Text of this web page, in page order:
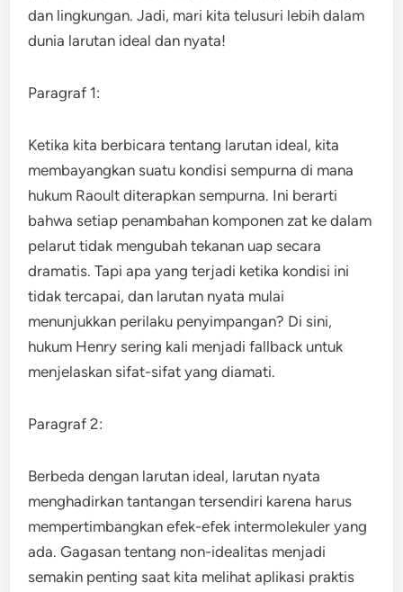
dan lingkungan. Jadi, mari kita telusuri lebih dalam
dunia larutan ideal dan nyata!
Paragraf 1:
Ketika kita berbicara tentang larutan ideal, kita
membayangkan suatu kondisi sempurna di mana
hukum Raoult diterapkan sempurna. Ini berarti
bahwa setiap penambahan komponen zat ke dalam
pelarut tidak mengubah tekanan uap secara
dramatis. Tapi apa yang terjadi ketika kondisi ini
tidak tercapai, dan larutan nyata mulai
menunjukkan perilaku penyimpangan? Di sini,
hukum Henry sering kali menjadi fallback untuk
menjelaskan sifat-sifat yang diamati.
Paragraf 2:
Berbeda dengan larutan ideal, larutan nyata
menghadirkan tantangan tersendiri karena harus
mempertimbangkan efek-efek intermolekuler yang
ada. Gagasan tentang non-idealitas menjadi
semakin penting saat kita melihat aplikasi praktis